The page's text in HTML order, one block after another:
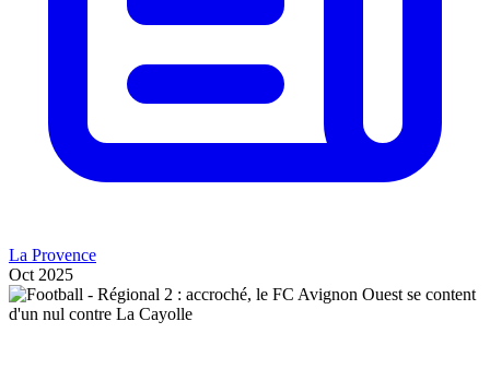
La Provence
Oct 2025